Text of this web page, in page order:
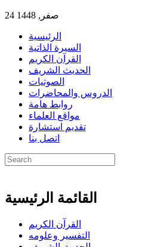
24 صفر, 1448
الرئيسية
السيرة الذاتية
القرآن الكريم
الحديث الشريف
الصوتيات
الدروس والمحاضرات
روابط هامة
مواقع العلماء
تقديم استشارة
اتصل بنا
القائمة الرئيسية
القرآن الكريم
التفسير وعلومه